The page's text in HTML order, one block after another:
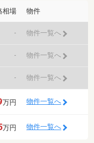
相場 物件
- 物件一覧へ
- 物件一覧へ
- 物件一覧へ
万円 物件一覧へ
万円 物件一覧へ